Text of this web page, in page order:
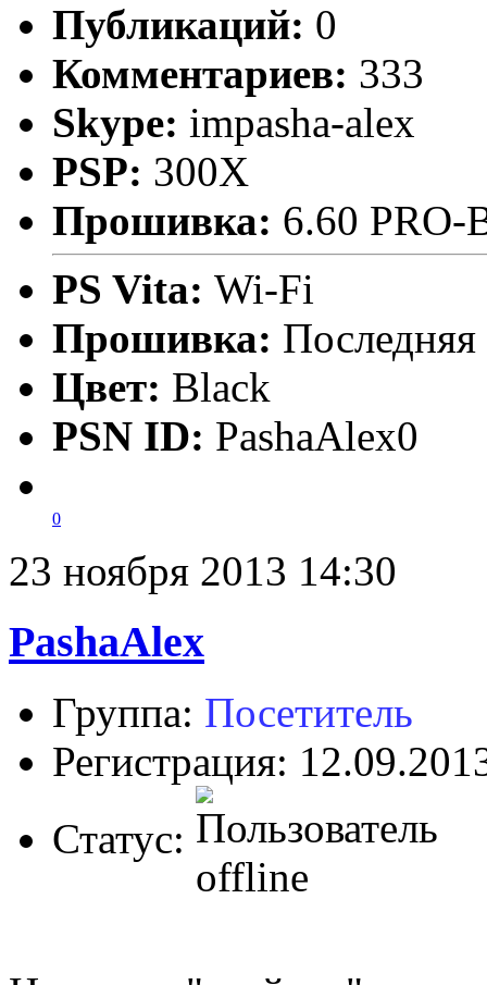
Публикаций: 0
Комментариев: 333
Skype: impasha-alex
PSP: 300X
Прошивка: 6.60 PRO-
PS Vita: Wi-Fi
Прошивка: Последняя
Цвет: Black
PSN ID: PashaAlex0
0
23 ноября 2013 14:30
PashaAlex
Группа: Посетитель
Регистрация:
Статус: